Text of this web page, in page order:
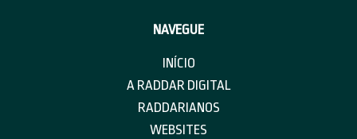
NAVEGUE
INÍCIO
A RADDAR DIGITAL
RADDARIANOS
WEBSITES